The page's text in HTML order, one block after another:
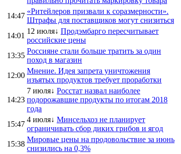
14:47
«Ритейлеров призвали к соразмерности».
Штрафы для поставщиков могут снизиться
14:01
12 июля↓ Продэмбарго пересчитывает
российские цены
13:35
Россияне стали больше тратить за один
поход в магазин
12:00
Мнение. Идея запрета уничтожения
изъятых продуктов требует проработки
14:23
7 июля↓ Росстат назвал наиболее
подорожавшие продукты по итогам 2018
года
15:47
4 июля↓ Минсельхоз не планирует
ограничивать сбор диких грибов и ягод
15:38
Мировые цены на продовольствие за июнь
снизились на 0,3%